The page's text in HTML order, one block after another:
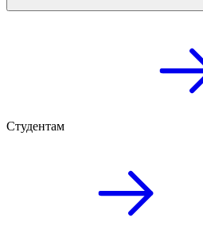
Студентам